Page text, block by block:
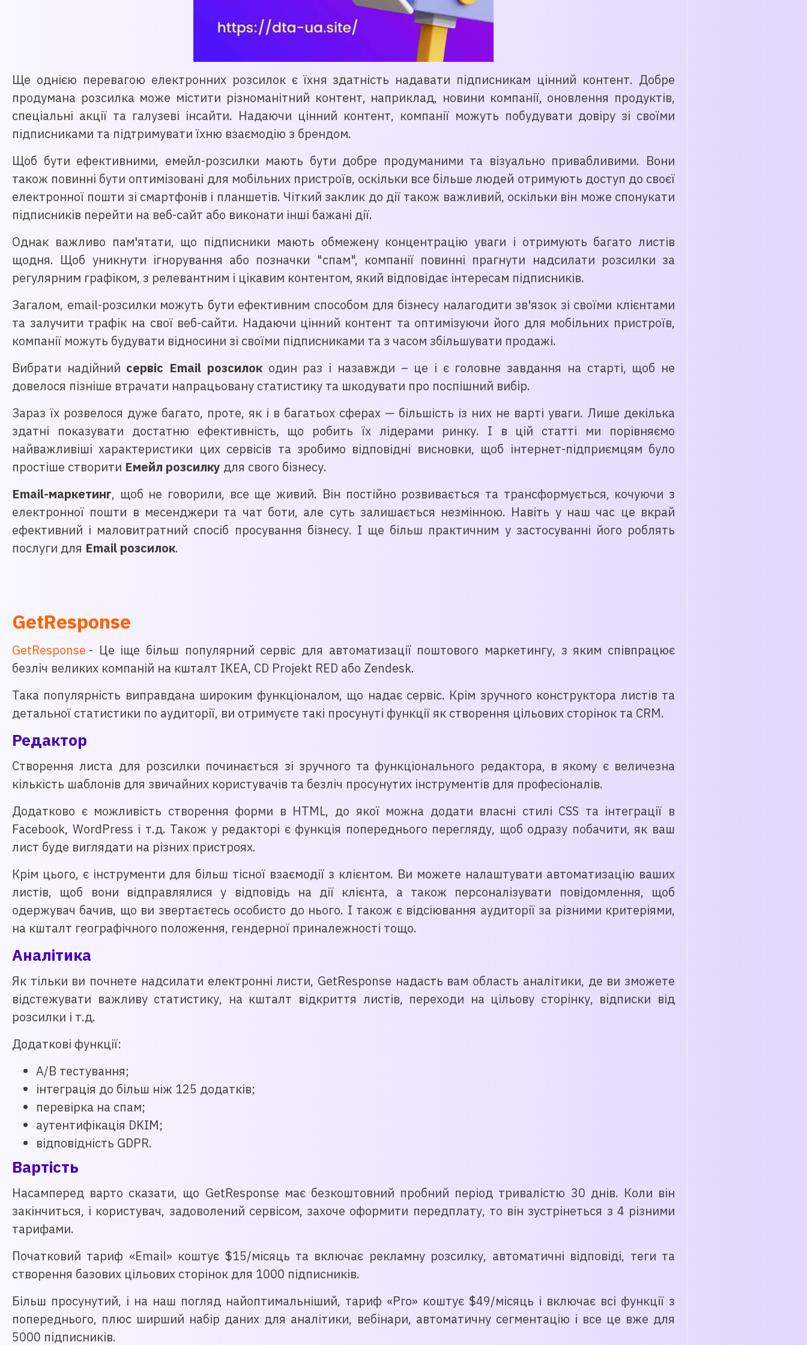
Ще однією перевагою електронних розсилок є їхня здатність надавати підписникам цінний контент. Добре
продумана розсилка може містити різноманітний контент, наприклад, новини компанії, оновлення продуктів,
спеціальні акції та галузеві інсайти. Надаючи цінний контент, компанії можуть побудувати довіру зі своїми
підписниками та підтримувати їхню взаємодію з брендом.
Щоб бути ефективними, емейл-розсилки мають бути добре продуманими та візуально привабливими. Вони
також повинні бути оптимізовані для мобільних пристроїв, оскільки все більше людей отримують доступ до своєї
електронної пошти зі смартфонів і планшетів. Чіткий заклик до дії також важливий, оскільки він може спонукати
підписників перейти на веб-сайт або виконати інші бажані дії.
Однак важливо пам'ятати, що підписники мають обмежену концентрацію уваги і отримують багато листів
щодня. Щоб уникнути ігнорування або позначки "спам", компанії повинні прагнути надсилати розсилки за
регулярним графіком, з релевантним і цікавим контентом, який відповідає інтересам підписників.
Загалом, email-розсилки можуть бути ефективним способом для бізнесу налагодити зв'язок зі своїми клієнтами
та залучити трафік на свої веб-сайти. Надаючи цінний контент та оптимізуючи його для мобільних пристроїв,
компанії можуть будувати відносини зі своїми підписниками та з часом збільшувати продажі.
Вибрати надійний сервіс Email розсилокодин раз і назавжди – це і є головне завдання на старті, щоб не
довелося пізніше втрачати напрацьовану статистику та шкодувати про поспішний вибір.
Зараз їх розвелося дуже багато, проте, як і в багатьох сферах — більшість із них не варті уваги. Лише декілька
здатні показувати достатню ефективність, що робить їх лідерами ринку. І в цій статті ми порівняємо
найважливіші характеристики цих сервісів та зробимо відповідні висновки, щоб інтернет-підприємцям було
простіше створити Емейл розсилку для свого бізнесу.
Email-маркетинг, щоб не говорили, все ще живий. Він постійно розвивається та трансформується, кочуючи з
електронної пошти в месенджери та чат боти, але суть залишається незмінною. Навіть у наш час це вкрай
ефективний і маловитратний спосіб просування бізнесу. І ще більш практичним у застосуванні його роблять
послуги для Email розсилок.
GetResponse
GetResponse - Це іще більш популярний сервіс для автоматизації поштового маркетингу, з яким співпрацює
безліч великих компаній на кшталт IKEA, CD Projekt RED або Zendesk.
Така популярність виправдана широким функціоналом, що надає сервіс. Крім зручного конструктора листів та
детальної статистики по аудиторії, ви отримуєте такі просунуті функції як створення цільових сторінок та CRM.
Редактор
Створення листа для розсилки починається зі зручного та функціонального редактора, в якому є величезна
кількість шаблонів для звичайних користувачів та безліч просунутих інструментів для професіоналів.
Додатково є можливість створення форми в HTML, до якої можна додати власні стилі CSS та інтеграції в
Facebook, WordPress і т.д. Також у редакторі є функція попереднього перегляду, щоб одразу побачити, як ваш
лист буде виглядати на різних пристроях.
Крім цього, є інструменти для більш тісної взаємодії з клієнтом. Ви можете налаштувати автоматизацію ваших
листів, щоб вони відправлялися у відповідь на дії клієнта, а також персоналізувати повідомлення, щоб
одержувач бачив, що ви звертаєтесь особисто до нього. І також є відсіювання аудиторії за різними критеріями,
на кшталт географічного положення, гендерної приналежності тощо.
Аналітика
Як тільки ви почнете надсилати електронні листи, GetResponse надасть вам область аналітики, де ви зможете
відстежувати важливу статистику, на кшталт відкриття листів, переходи на цільову сторінку, відписки від
розсилки і т.д.
Додаткові функції:
A/B тестування;
інтеграція до більш ніж 125 додатків;
перевірка на спам;
аутентифікація DKIM;
відповідність GDPR.
Вартість
Насамперед варто сказати, що GetResponse має безкоштовний пробний період тривалістю 30 днів. Коли він
закінчиться, і користувач, задоволений сервісом, захоче оформити передплату, то він зустрінеться з 4 різними
тарифами.
Початковий тариф «Email» коштує $15/місяць та включає рекламну розсилку, автоматичні відповіді, теги та
створення базових цільових сторінок для 1000 підписників.
Більш просунутий, і на наш погляд найоптимальніший, тариф «Pro» коштує $49/місяць і включає всі функції з
попереднього, плюс ширший набір даних для аналітики, вебінари, автоматичну сегментацію і все це вже для
5000 підписників.